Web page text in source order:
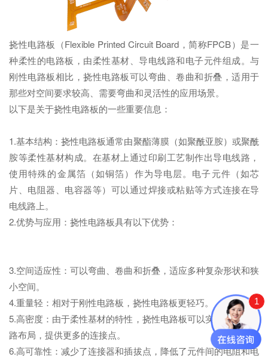
挠性电路板（Flexible Printed Circuit Board，简称FPCB）是一
种柔性的电路板，由柔性基材、导电线路和电子元件组成。与
刚性电路板相比，挠性电路板可以弯曲、卷曲和折叠，适用于
那些对空间要求较高、需要弯曲和灵活性的应用场景。
以下是关于挠性电路板的一些重要信息：
1.基本结构：挠性电路板通常由聚酯薄膜（如聚酰亚胺）或聚酰
胺等柔性基材构成。在基材上通过印刷工艺制作出导电线路，
使用特殊的金属箔（如铜箔）作为导电层。电子元件（如芯
片、电阻器、电容器等）可以通过焊接或粘贴等方式连接在导
电线路上。
2.优势与应用：挠性电路板具有以下优势：
3.空间适应性：可以弯曲、卷曲和折叠，适应多种复杂形状和狭
小空间。
4.重量轻：相对于刚性电路板，挠性电路板更轻巧。
5.高密度：由于柔性基材的特性，挠性电路板可以实现高密度线
路布局，提供更多的连接点。
6.高可靠性：减少了连接器和插拔点，降低了元件间的电阻和电
1